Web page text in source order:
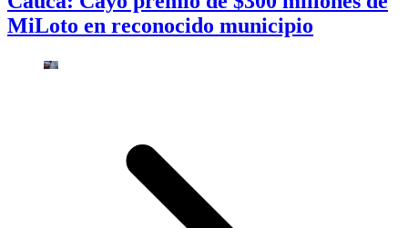
MiLoto en reconocido municipio